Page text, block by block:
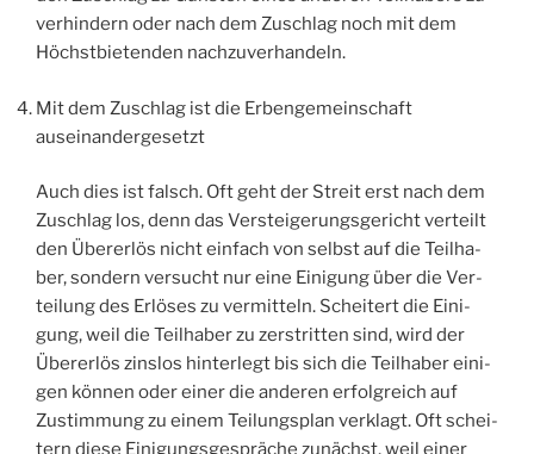
ver­hin­dern oder nach dem Zuschlag noch mit dem
Höchst­bie­ten­den nachzuverhandeln.
Mit dem Zuschlag ist die Erben­ge­mein­schaft
auseinandergesetzt
Auch dies ist falsch. Oft geht der Streit erst nach dem
Zuschlag los, denn das Ver­stei­ge­rungs­ge­richt ver­teilt
den Über­er­lös nicht ein­fach von selbst auf die Teil­ha­
ber, son­dern ver­sucht nur eine Eini­gung über die Ver­
tei­lung des Erlö­ses zu ver­mit­teln. Schei­tert die Eini­
gung, weil die Teil­ha­ber zu zer­strit­ten sind, wird der
Über­er­lös zins­los hin­ter­legt bis sich die Teil­ha­ber eini­
gen kön­nen oder einer die ande­ren erfolg­reich auf
Zustim­mung zu einem Tei­lungs­plan ver­klagt. Oft schei­
tern die­se Eini­gungs­ge­sprä­che zunächst, weil einer